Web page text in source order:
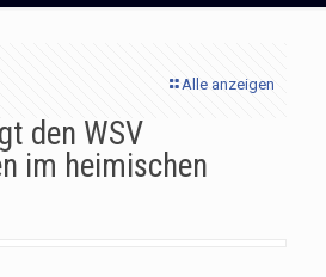
Alle anzeigen
den WSV
im heimischen